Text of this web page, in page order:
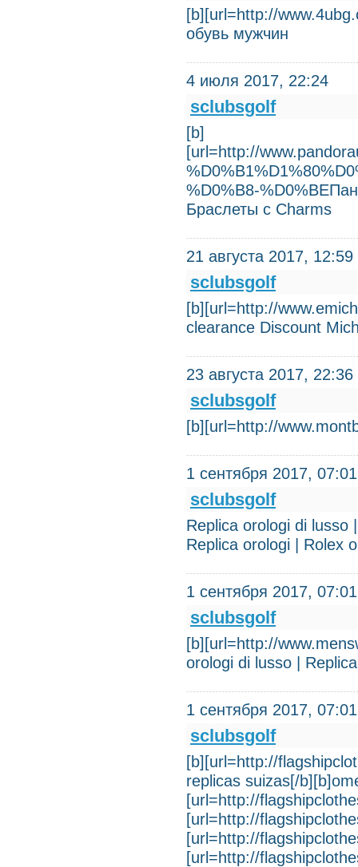
[b][url=http://
обувь мужчин
4 июля 2017, 22:24
sclubsgolf
[b]
[url=http://
%D0%B8-
Браслеты с Charms
21 августа 2017, 12:59
sclubsgolf
[b][url=http://
clearance Discount
23 августа 2017, 22:36
sclubsgolf
[b][url=http://
1 сентября 2017, 07:01
sclubsgolf
Replica orologi di lusso
Replica orologi | Rolex
1 сентября 2017, 07:01
sclubsgolf
[b][url=http://
orologi di lusso |
1 сентября 2017, 07:01
sclubsgolf
[b][url=http://
replicas suizas[/
[url=http://
[url=http://
[url=http://
[url=http://